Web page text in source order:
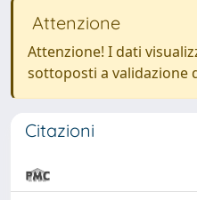
Attenzione
Attenzione! I dati
sottoposti a validazione
Citazioni